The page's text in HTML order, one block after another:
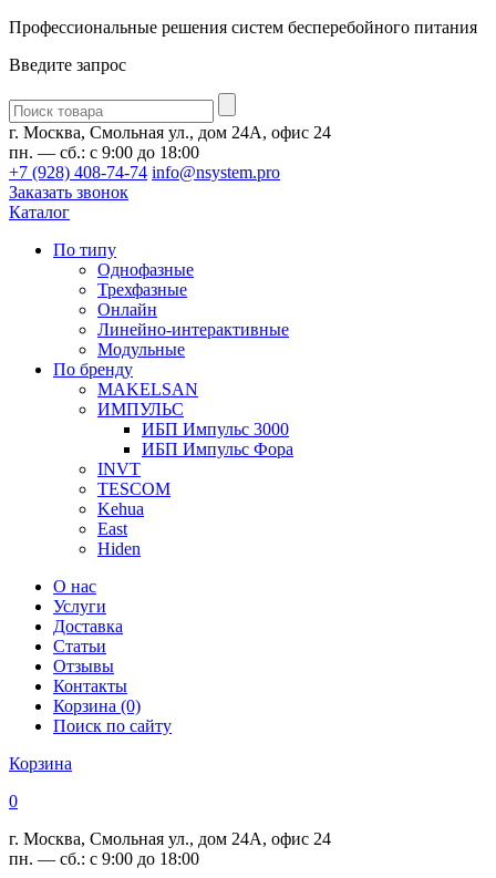
Профессиональные решения систем бесперебойного питания
Введите запрос
Введите
запрос
г. Москва, Смольная ул., дом 24А, офис 24
пн. — сб.: с 9:00 до 18:00
+7 (928) 408-74-74 info@nsystem.pro
Заказать звонок
Каталог
По типу
Однофазные
Трехфазные
Онлайн
Линейно-интерактивные
Модульные
По бренду
MAKELSAN
ИМПУЛЬС
ИБП Импульс 3000
ИБП Импульс Фора
INVT
TESCOM
Kehua
East
Hiden
О нас
Услуги
Доставка
Статьи
Отзывы
Контакты
Корзина (0)
Поиск по сайту
Корзина
0
г. Москва, Смольная ул., дом 24А, офис 24
пн. — сб.: с 9:00 до 18:00